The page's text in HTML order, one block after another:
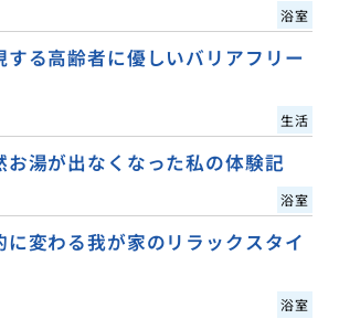
浴室
する高齢者に優しいバリアフリー
生活
お湯が出なくなった私の体験記
浴室
に変わる我が家のリラックスタイ
浴室